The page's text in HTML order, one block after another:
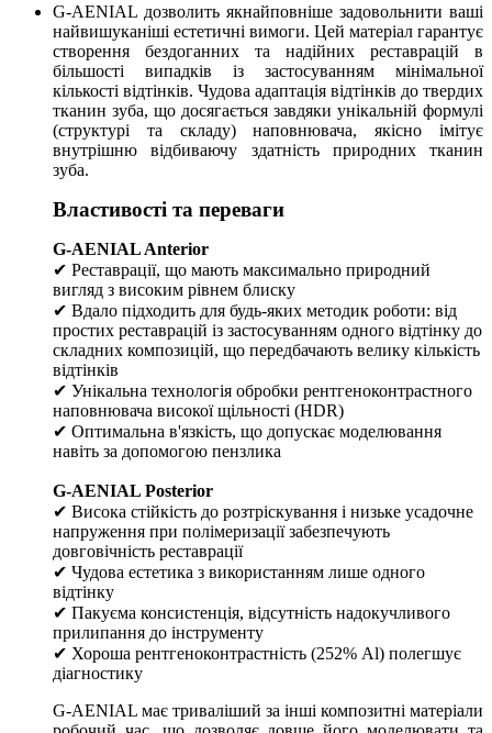
G-AENIAL дозволить якнайповніше задовольнити ваші
найвишуканіші естетичні вимоги. Цей матеріал гарантує
створення бездоганних та надійних реставрацій в
більшості випадків із застосуванням мінімальної
кількості відтінків. Чудова адаптація відтінків до твердих
тканин зуба, що досягається завдяки унікальній формулі
(структурі та складу) наповнювача, якісно імітує
внутрішню відбиваючу здатність природних тканин
зуба.
Властивості та переваги
G-AENIAL Anterior
✔ Реставрації, що мають максимально природний
вигляд з високим рівнем блиску
✔ Вдало підходить для будь-яких методик роботи: від
простих реставрацій із застосуванням одного відтінку до
складних композицій, що передбачають велику кількість
відтінків
✔ Унікальна технологія обробки рентгеноконтрастного
наповнювача високої щільності (HDR)
✔ Оптимальна в'язкість, що допускає моделювання
навіть за допомогою пензлика
G-AENIAL Posterior
✔ Висока стійкість до розтріскування і низьке усадочне
напруження при полімеризації забезпечують
довговічність реставрації
✔ Чудова естетика з використанням лише одного
відтінку
✔ Пакуєма консистенція, відсутність надокучливого
прилипання до інструменту
✔ Хороша рентгеноконтрастність (252% Al) полегшує
діагностику
G-AENIAL має триваліший за інші композитні матеріали